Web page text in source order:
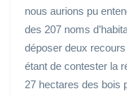
nous aurions pu
des 207 noms
déposer deux
étant de contester la
27 hectares des bois